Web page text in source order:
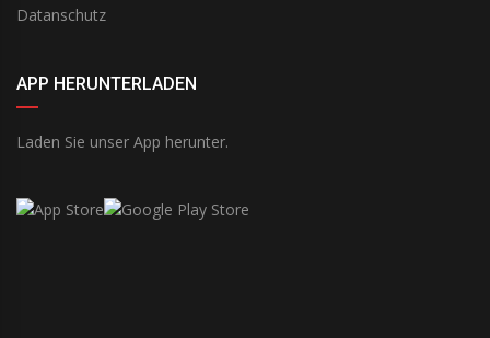
Datanschutz
APP HERUNTERLADEN
Laden Sie unser App herunter.